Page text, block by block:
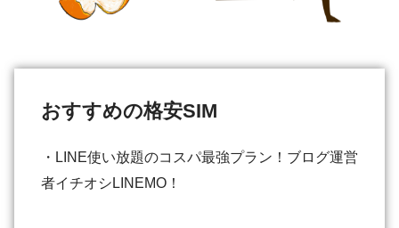
おすすめの格安SIM
・LINE使い放題のコスパ最強プラン！ブログ運営
者イチオシLINEMO！